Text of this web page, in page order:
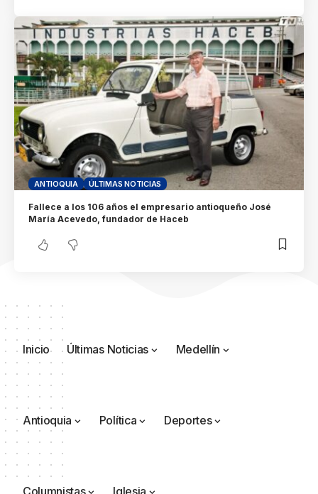
ANTIOQUIA ÚLTIMAS NOTICIAS
Fallece a los 106 años el empresario antioqueño José
María Acevedo, fundador de Haceb
Inicio Últimas Noticias Medellín
Antioquia Política Deportes